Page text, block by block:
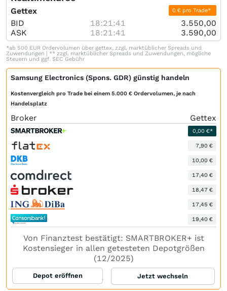
Gettex 0 € pro Trade*
BID 18:21:41
3.550,00
ASK
18:21:41 3.590,00
*ab 500 EUR Ordervolumen über gettex, zzgl. marktüblicher Spreads und
Zuwendungen | ** zzgl. marktüblicher Spreads und Zuwendungen, mögliche
Steuern und ggf. SEC Gebühr
Samsung Electronics (Spons. GDR) günstig handeln
Kostenvergleich pro Trade bei einem 5.000 € Ordervolumen, je nach
Handelsplatz
Broker Gettex
0,00 €*
7,90 €
10,00 €
17,40 €
18,47 €
17,45 €
19,40 €
Von Finanztest bestätigt: SMARTBROKER+ ist
Kostensieger in allen getesteten Depotgrößen
(12/2025)
Depot eröffnen Jetzt wechseln